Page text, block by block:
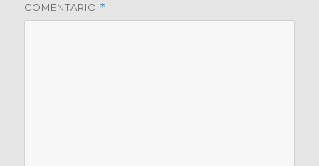
COMENTARIO *